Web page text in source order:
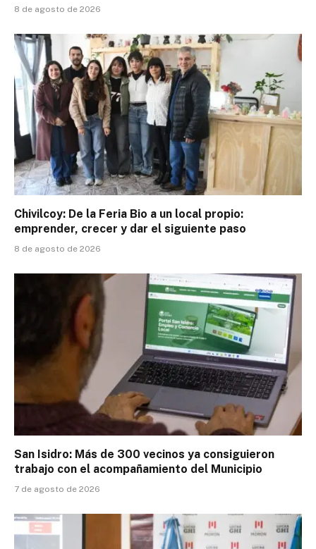
8 de agosto de 2026
Chivilcoy: De la Feria Bio a un local propio:
emprender, crecer y dar el siguiente paso
8 de agosto de 2026
San Isidro: Más de 300 vecinos ya consiguieron
trabajo con el acompañamiento del Municipio
7 de agosto de 2026